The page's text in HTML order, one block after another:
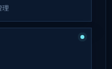
理